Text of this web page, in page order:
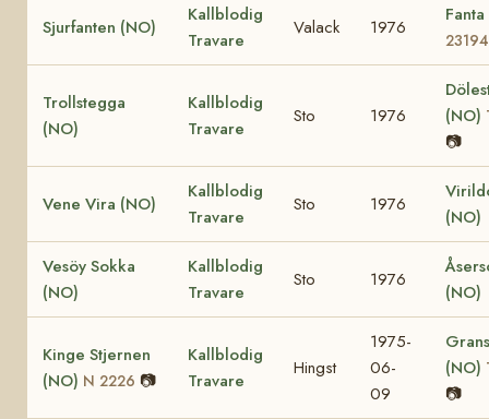
Sjurfanten (NO)
Kallblodig
Travare
Valack 1976
23194
Trollstegga
(NO)
Kallblodig
Travare
Sto 1976
(NO)
📷
Vene Vira (NO)
Kallblodig
Travare
Sto 1976
(NO)
Vesöy Sokka
(NO)
Kallblodig
Travare
Sto 1976
(NO)
Kinge Stjernen
(NO) N 2226 📷
Kallblodig
Travare
Hingst
1975-
06-
09
(NO)
📷